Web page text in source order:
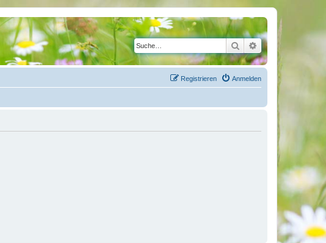
SucheErweiterte Suche
Anmelden
Registrieren